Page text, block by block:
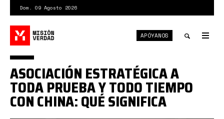
contenido
principal
Dom. 09 Agosto 2026
APÓYANOS
ASOCIACIÓN ESTRATÉGICA A
TODA PRUEBA Y TODO TIEMPO
CON CHINA: QUÉ SIGNIFICA